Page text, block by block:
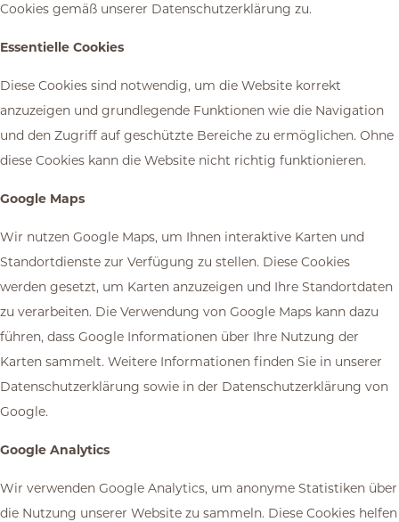
Cookies gemäß unserer Datenschutzerklärung zu.
Essentielle Cookies
Diese Cookies sind notwendig, um die Website korrekt
anzuzeigen und grundlegende Funktionen wie die Navigation
und den Zugriff auf geschützte Bereiche zu ermöglichen. Ohne
diese Cookies kann die Website nicht richtig funktionieren.
Google Maps
Wir nutzen Google Maps, um Ihnen interaktive Karten und
Standortdienste zur Verfügung zu stellen. Diese Cookies
werden gesetzt, um Karten anzuzeigen und Ihre Standortdaten
zu verarbeiten. Die Verwendung von Google Maps kann dazu
führen, dass Google Informationen über Ihre Nutzung der
Karten sammelt. Weitere Informationen finden Sie in unserer
Datenschutzerklärung sowie in der Datenschutzerklärung von
Google.
Google Analytics
Wir verwenden Google Analytics, um anonyme Statistiken über
die Nutzung unserer Website zu sammeln. Diese Cookies helfen